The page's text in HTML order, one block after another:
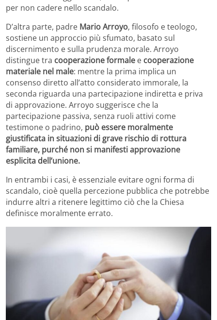
per non cadere nello scandalo.
D’altra parte, padre Mario Arroyo, filosofo e teologo,
sostiene un approccio più sfumato, basato sul
discernimento e sulla prudenza morale. Arroyo
distingue tra cooperazione formale e cooperazione
materiale nel male: mentre la prima implica un
consenso diretto all’atto considerato immorale, la
seconda riguarda una partecipazione indiretta e priva
di approvazione. Arroyo suggerisce che la
partecipazione passiva, senza ruoli attivi come
testimone o padrino, può essere moralmente
giustificata in situazioni di grave rischio di rottura
familiare, purché non si manifesti approvazione
esplicita dell’unione.
In entrambi i casi, è essenziale evitare ogni forma di
scandalo, cioè quella percezione pubblica che potrebbe
indurre altri a ritenere legittimo ciò che la Chiesa
definisce moralmente errato.